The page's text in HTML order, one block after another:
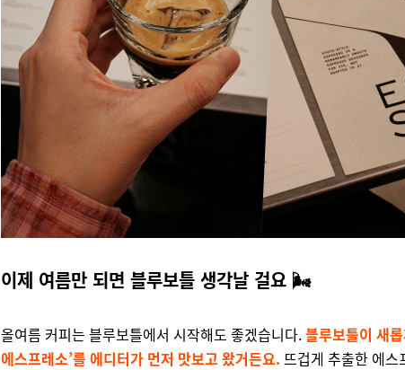
이제 여름만 되면 블루보틀 생각날 걸요 🌬️
올여름 커피는 블루보틀에서 시작해도 좋겠습니다.블루보틀이 새
에스프레소’를 에디터가 먼저 맛보고 왔거든요. 뜨겁게 추출한 에스